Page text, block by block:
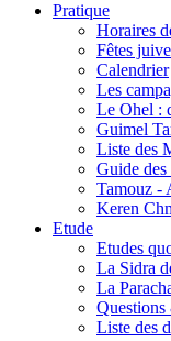
Pratique
Horaires
Fêtes
Calendrier
Les
Le Ohel :
Guimel
Liste des
Guide
Tamouz -
Keren
Etude
Etudes
La Sidra
La
Questions
Liste des